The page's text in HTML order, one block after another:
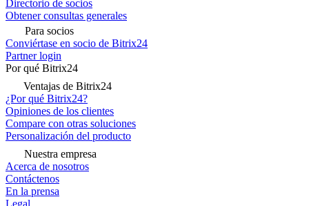
Directorio de socios
Obtener consultas generales
Para socios
Conviértase en socio de Bitrix24
Partner login
Por qué Bitrix24
Ventajas de Bitrix24
¿Por qué Bitrix24?
Opiniones de los clientes
Compare con otras soluciones
Personalización del producto
Nuestra empresa
Acerca de nosotros
Contáctenos
En la prensa
Legal